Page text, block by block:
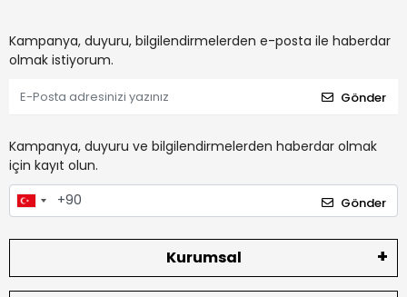
Kampanya, duyuru, bilgilendirmelerden e-posta ile haberdar
olmak istiyorum.
Gönder
Kampanya, duyuru ve bilgilendirmelerden haberdar olmak
için kayıt olun.
Gönder
Kurumsal